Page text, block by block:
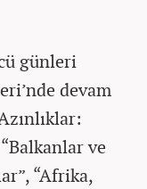
günleri
devam
ve
“Afrika,